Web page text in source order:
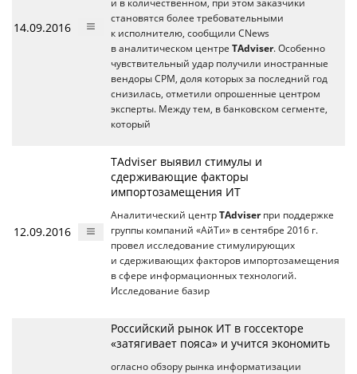
14.09.2016
и в количественном, при этом заказчики
становятся более требовательными
к исполнителю, сообщили CNews
в аналитическом центре TAdviser. Особенно
чувствительный удар получили иностранные
вендоры CPM, доля которых за последний год
снизилась, отметили опрошенные центром
эксперты. Между тем, в банковском сегменте,
который
12.09.2016
TAdviser выявил стимулы и
сдерживающие факторы
импортозамещения ИТ
Аналитический центр TAdviserпри поддержке
группы компаний «АйТи» в сентябре 2016 г.
провел исследование стимулирующих
и сдерживающих факторов импортозамещения
в сфере информационных технологий.
Исследование базир
Российский рынок ИТ в госсекторе
«затягивает пояса» и учится экономить
огласно обзору рынка информатизации